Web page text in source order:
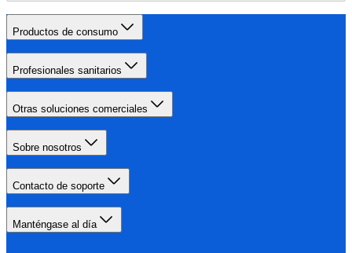
Productos de consumo
Profesionales sanitarios
Otras soluciones comerciales
Sobre nosotros
Contacto de soporte
Manténgase al día